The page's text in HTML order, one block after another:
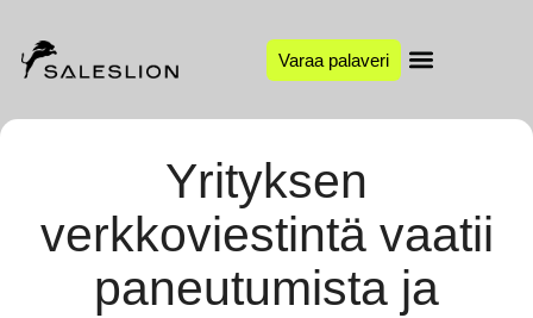
Varaa palaveri
Yrityksen
verkkoviestintä vaatii
paneutumista ja